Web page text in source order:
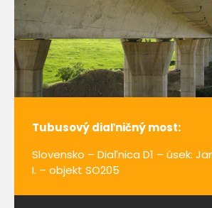
Tubusový diaľničný most:
Slovensko – Diaľnica D1 – úsek:
I. – objekt SO205